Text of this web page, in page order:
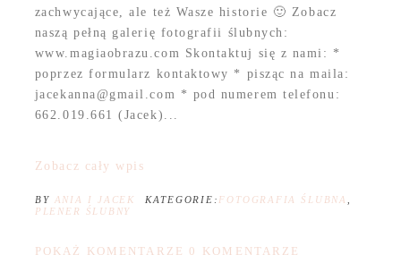
zachwycające, ale też Wasze historie 🙂 Zobacz
naszą pełną galerię fotografii ślubnych:
www.magiaobrazu.com Skontaktuj się z nami: *
poprzez formularz kontaktowy * pisząc na maila:
jacekanna@gmail.com * pod numerem telefonu:
662.019.661 (Jacek)...
Zobacz cały wpis
BY ANIA I JACEK KATEGORIE: FOTOGRAFIA ŚLUBNA
PLENER ŚLUBNY
POKAŻ KOMENTARZE 0 KOMENTARZE